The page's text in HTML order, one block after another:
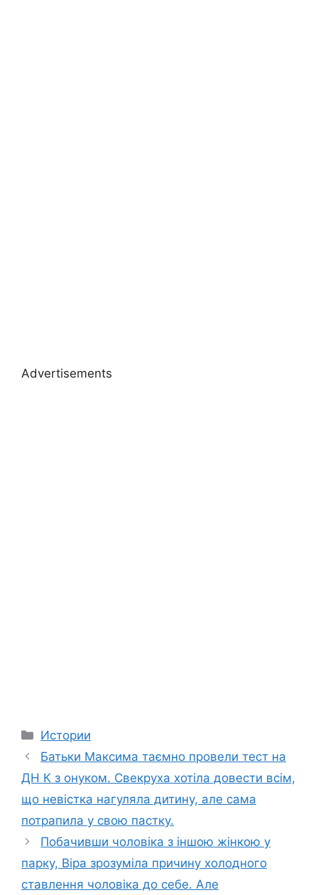
Advertisements
Categories
Истории
Батьки Максима таємно провели тест на
ДН К з онуком. Свекруха хотіла довести всім,
що невістка нагуляла дитину, але сама
потрапила у свою пастку.
Побачивши чоловіка з іншою жінкою у
парку, Віра зрозуміла причину холодного
ставлення чоловіка до себе. Але